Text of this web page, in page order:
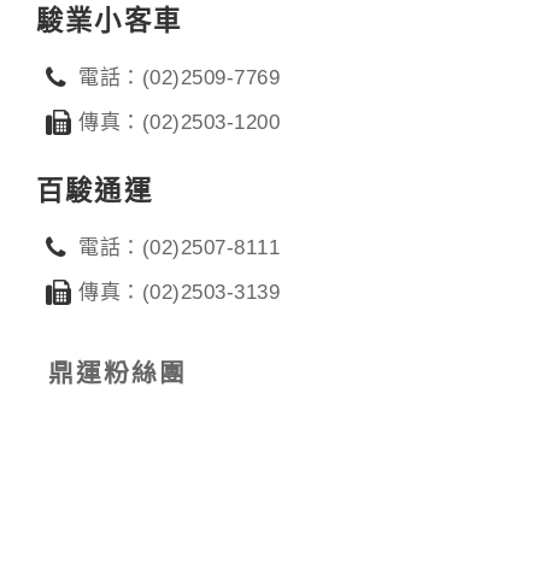
駿業小客車
電話：(02)2509-7769
傳真：(02)2503-1200
百駿通運
電話：(02)2507-8111
傳真：(02)2503-3139
鼎運粉絲團